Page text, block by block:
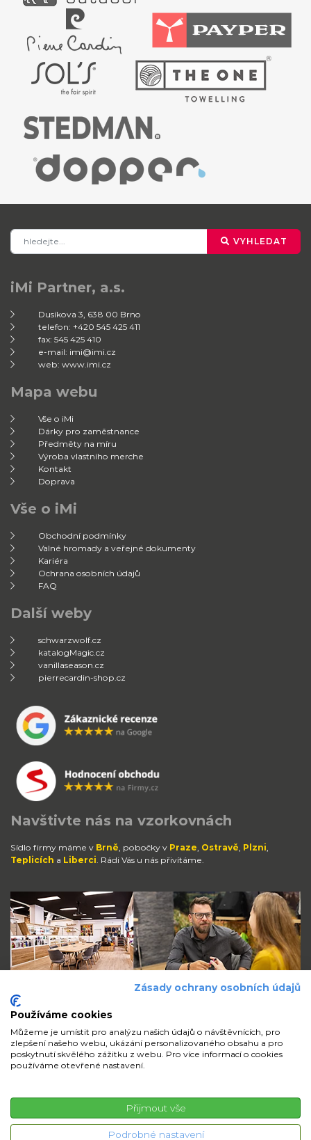
VYHLEDAT
iMi Partner, a.s.
Dusíkova 3, 638 00 Brno
telefon: +420 545 425 411
fax: 545 425 410
e-mail: imi@imi.cz
web: www.imi.cz
Mapa webu
Vše o iMi
Dárky pro zaměstnance
Předměty na míru
Výroba vlastního merche
Kontakt
Doprava
Vše o iMi
Obchodní podmínky
Valné hromady a veřejné dokumenty
Kariéra
Ochrana osobních údajů
FAQ
Další weby
schwarzwolf.cz
katalogMagic.cz
vanillaseason.cz
pierrecardin-shop.cz
Navštivte nás na vzorkovnách
Sídlo firmy máme v Brně, pobočky v Praze, Ostravě, Plzni,
Teplicích a Liberci. Rádi Vás u nás přivítáme.
Zůstaňte s námi v kontaktu
volejte
© 2026 iMi Partner, a.s. | Všechna práva vyhrazena
Zásady ochrany osobních údajů
Používáme cookies
Můžeme je umístit pro analýzu našich údajů o návštěvnících, pro
zlepšení našeho webu, ukázání personalizovaného obsahu a pro
poskytnutí skvělého zážitku z webu. Pro více informací o cookies
používáme otevřené nastavení.
Přijmout vše
Podrobné nastavení